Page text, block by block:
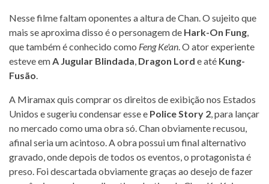
Nesse filme faltam oponentes a altura de Chan. O sujeito que
mais se aproxima disso é o personagem de Hark-On Fung
que também é conhecido como Feng Ke'an . O ator experiente
esteve em A Jugular Blindada Dragon Lord e até Kung-
Fusão
A Miramax quis comprar os direitos de exibição nos Estados
Unidos e sugeriu condensar esse e Police Story 2 , para lançar
no mercado como uma obra só. Chan obviamente recusou,
afinal seria um acintoso. A obra possui um final alternativo
gravado, onde depois de todos os eventos, o protagonista é
preso. Foi descartada obviamente graças ao desejo de fazer